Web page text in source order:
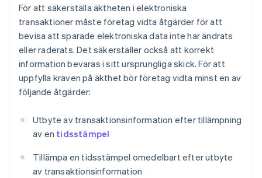
För att säkerställa äktheten i elektroniska
transaktioner måste företag vidta åtgärder för att
bevisa att sparade elektroniska data inte har ändrats
eller raderats. Det säkerställer också att korrekt
information bevaras i sitt ursprungliga skick. För att
uppfylla kraven på äkthet bör företag vidta minst en av
följande åtgärder:
Utbyte av transaktionsinformation efter tillämpning
av en tidsstämpel
Tillämpa en tidsstämpel omedelbart efter utbyte
av transaktionsinformation